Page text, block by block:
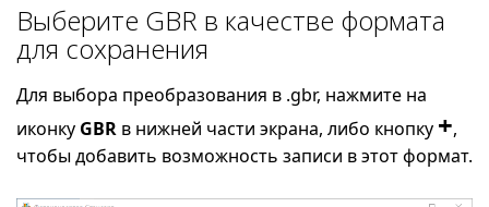
Выберите GBR в качестве формата
для сохранения
Для выбора преобразования в .gbr, нажмите на
иконку GBR в нижней части экрана, либо кнопку +,
чтобы добавить возможность записи в этот формат.